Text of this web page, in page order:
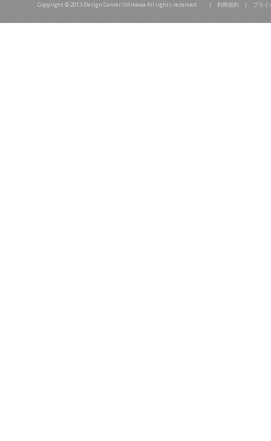
Copyright © 2013 Design Center Ishikawa All rights reserved. |利用規約|プライ